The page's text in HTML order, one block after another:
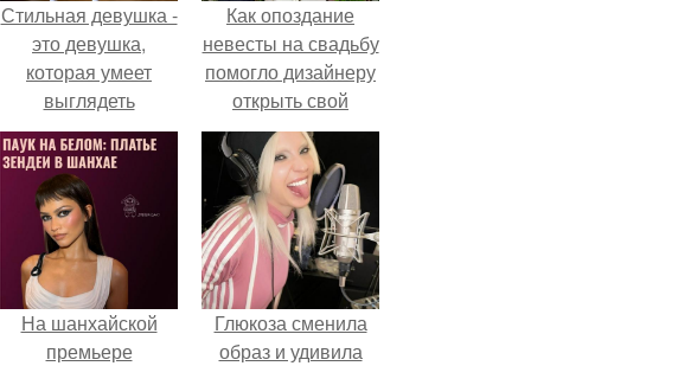
Стильная девушка -
это девушка,
которая умеет
выглядеть
привлекательно и
элегантно в любои
ситуации.
Как опоздание
невесты на свадьбу
помогло дизайнеру
открыть свой
бренд.
На шанхайской
премьере
Глюкоза сменила
образ и удивила